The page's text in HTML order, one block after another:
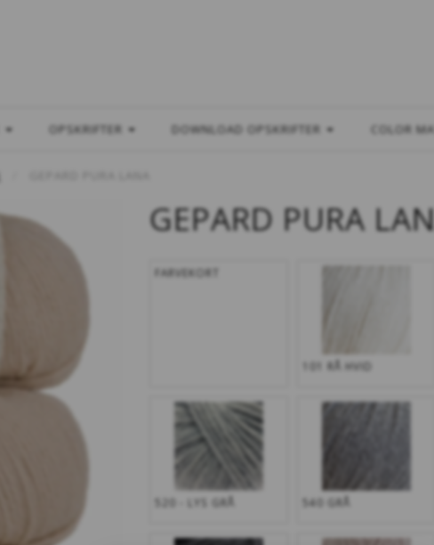
OPSKRIFTER DOWNLOAD OPSKRIFTER COLOR
GEPARD PURA
FARVEKORT
101 RÅ HVID
520 - LYS GRÅ 540 GRÅ